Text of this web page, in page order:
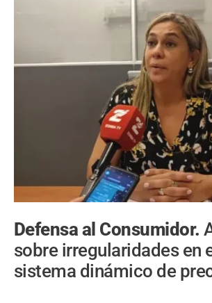
Defensa al Consumidor.
sobre irregularidades en
sistema dinámico de